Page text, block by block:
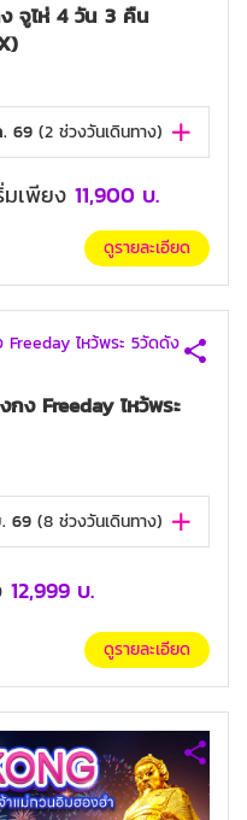
จูไห่ 4 วัน 3 คืน
69 (2 ช่วงวันเดินทาง)
มเพียง 11,900 บ.
ดูรายละเอียด
กง Freeday ไหว้พระ
69 (8 ช่วงวันเดินทาง)
12,999 บ.
ดูรายละเอียด